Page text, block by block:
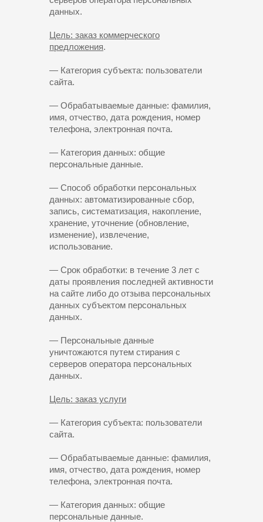
данных.
Цель: заказ коммерческого
предложения.
— Категория субъекта: пользователи
сайта.
— Обрабатываемые данные: фамилия,
имя, отчество, дата рождения, номер
телефона, электронная почта.
— Категория данных: общие
персональные данные.
— Способ обработки персональных
данных: автоматизированные сбор,
запись, систематизация, накопление,
хранение, уточнение (обновление,
изменение), извлечение,
использование.
— Срок обработки: в течение 3 лет с
даты проявления последней активности
на сайте либо до отзыва персональных
данных субъектом персональных
данных.
— Персональные данные
уничтожаются путем стирания с
серверов оператора персональных
данных.
Цель: заказ услуги
— Категория субъекта: пользователи
сайта.
— Обрабатываемые данные: фамилия,
имя, отчество, дата рождения, номер
телефона, электронная почта.
— Категория данных: общие
персональные данные.